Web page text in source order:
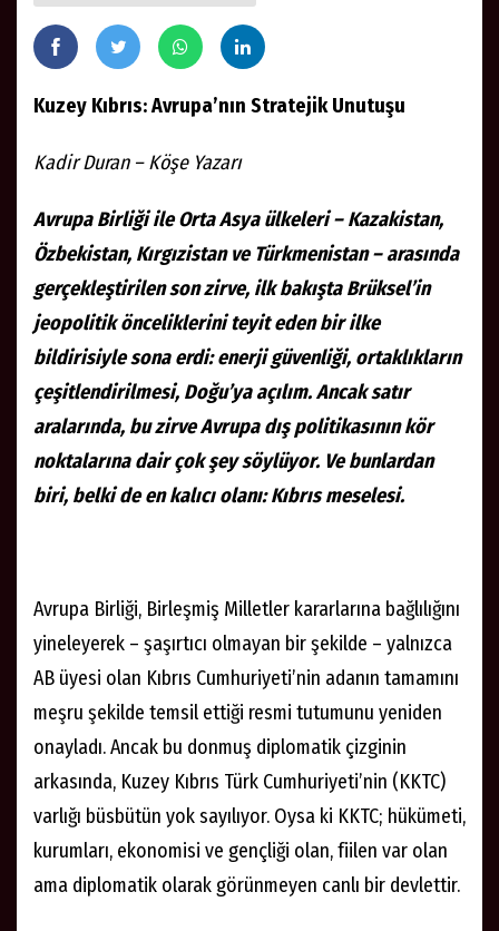
Kuzey Kıbrıs: Avrupa’nın Stratejik Unutuşu
Kadir Duran – Köşe Yazarı
Avrupa Birliği ile Orta Asya ülkeleri – Kazakistan,
Özbekistan, Kırgızistan ve Türkmenistan – arasında
gerçekleştirilen son zirve, ilk bakışta Brüksel’in
jeopolitik önceliklerini teyit eden bir ilke
bildirisiyle sona erdi: enerji güvenliği, ortaklıkların
çeşitlendirilmesi, Doğu’ya açılım. Ancak satır
aralarında, bu zirve Avrupa dış politikasının kör
noktalarına dair çok şey söylüyor. Ve bunlardan
biri, belki de en kalıcı olanı: Kıbrıs meselesi.
Avrupa Birliği, Birleşmiş Milletler kararlarına bağlılığını
yineleyerek – şaşırtıcı olmayan bir şekilde – yalnızca
AB üyesi olan Kıbrıs Cumhuriyeti’nin adanın tamamını
meşru şekilde temsil ettiği resmi tutumunu yeniden
onayladı. Ancak bu donmuş diplomatik çizginin
arkasında, Kuzey Kıbrıs Türk Cumhuriyeti’nin (KKTC)
varlığı büsbütün yok sayılıyor. Oysa ki KKTC; hükümeti,
kurumları, ekonomisi ve gençliği olan, fiilen var olan
ama diplomatik olarak görünmeyen canlı bir devlettir.